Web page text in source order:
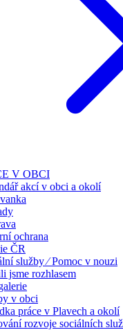
V OBCI
akcí v obci a okolí
ochrana
ČR
služby ⁄ Pomoc v nouzi
jsme rozhlasem
v obci
práce v Plavech a okolí
rozvoje sociálních